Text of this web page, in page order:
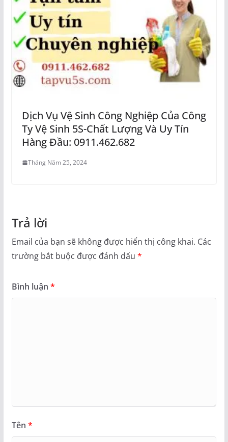
Dịch Vụ Vệ Sinh Công Nghiệp Của Công
Ty Vệ Sinh 5S-Chất Lượng Và Uy Tín
Hàng Đầu: 0911.462.682
Tháng Năm 25, 2024
Trả lời
Email của bạn sẽ không được hiển thị công khai. Các
trường bắt buộc được đánh dấu *
Bình luận *
Tên *